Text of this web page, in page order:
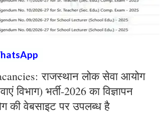
राजस्थान लोक सेवा आयोग
विभाग) भर्ती-2026 का विज्ञापन
की वेबसाइट पर उपलब्ध है